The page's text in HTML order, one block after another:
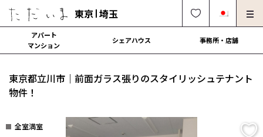
東京 埼玉
中文可 English OK 0120-249-900
オーナー様向け・管理募集
法人社宅でのご利用
解約・修理・各種依頼
アパート
マンション
シェアハウス 事務所・店舗
東京都立川市｜前面ガラス張りのスタイリッシュテナント
物件！
全室満室